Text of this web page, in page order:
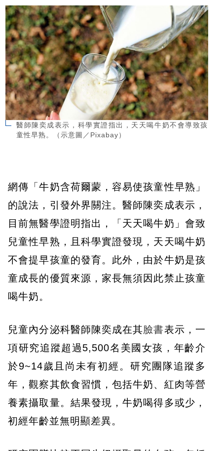
醫師陳奕成表示，科學實證指出，天天喝牛奶不會導致孩
童性早熟。（示意圖／Pixabay）
網傳「牛奶含荷爾蒙，容易使孩童性早熟」
的說法，引發外界關注。醫師陳奕成表示，
目前無醫學證明指出，「天天喝牛奶」會致
兒童性早熟，且科學實證發現，天天喝牛奶
不會提早孩童的發育。此外，由於牛奶是孩
童成長的優質來源，家長無須因此禁止孩童
喝牛奶。
兒童內分泌科醫師陳奕成在其臉書表示，一
項研究追蹤超過5,500名美國女孩，年齡介
於9~14歲且尚未有初經。研究團隊追蹤多
年，觀察其飲食習慣，包括牛奶、紅肉等營
養素攝取量。結果發現，牛奶喝得多或少，
初經年齡並無明顯差異。